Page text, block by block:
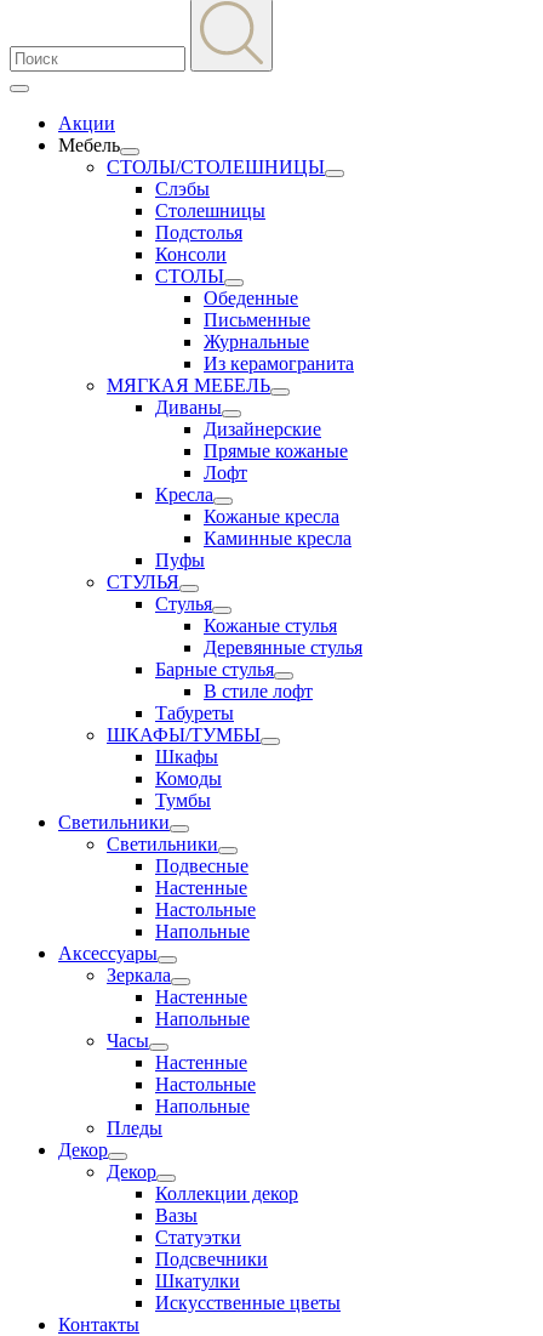
Акции
Мебель
СТОЛЫ/СТОЛЕШНИЦЫ
Слэбы
Столешницы
Подстолья
Консоли
СТОЛЫ
Обеденные
Письменные
Журнальные
Из керамогранита
МЯГКАЯ МЕБЕЛЬ
Диваны
Дизайнерские
Прямые кожаные
Лофт
Кресла
Кожаные кресла
Каминные кресла
Пуфы
СТУЛЬЯ
Стулья
Кожаные стулья
Деревянные стулья
Барные стулья
В стиле лофт
Табуреты
ШКАФЫ/ТУМБЫ
Шкафы
Комоды
Тумбы
Светильники
Светильники
Подвесные
Настенные
Настольные
Напольные
Аксессуары
Зеркала
Настенные
Напольные
Часы
Настенные
Настольные
Напольные
Пледы
Декор
Декор
Коллекции декор
Вазы
Статуэтки
Подсвечники
Шкатулки
Искусственные цветы
Контакты